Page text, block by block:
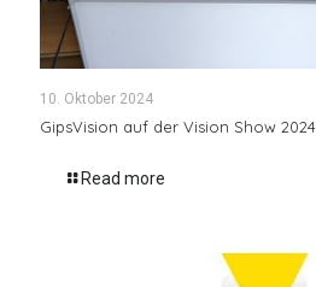
10. Oktober 2024
GipsVision auf der Vision Show 2024
Read more